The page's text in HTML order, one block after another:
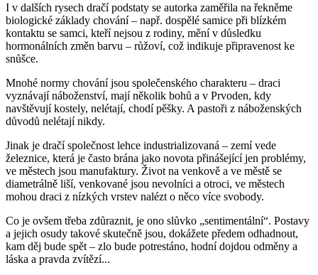
I v dalších rysech dračí podstaty se autorka zaměřila na řekněme
biologické základy chování – např. dospělé samice při blízkém
kontaktu se samci, kteří nejsou z rodiny, mění v důsledku
hormonálních změn barvu – růžoví, což indikuje připravenost ke
snůšce.
Mnohé normy chování jsou společenského charakteru – draci
vyznávají náboženství, mají několik bohů a v Prvoden, kdy
navštěvují kostely, nelétají, chodí pěšky. A pastoři z náboženských
důvodů nelétají nikdy.
Jinak je dračí společnost lehce industrializovaná – zemí vede
železnice, která je často brána jako novota přinášející jen problémy,
ve městech jsou manufaktury. Život na venkově a ve městě se
diametrálně liší, venkované jsou nevolníci a otroci, ve městech
mohou draci z nízkých vrstev nalézt o něco více svobody.
Co je ovšem třeba zdůraznit, je ono slůvko „sentimentální“. Postavy
a jejich osudy takové skutečně jsou, dokážete předem odhadnout,
kam děj bude spět – zlo bude potrestáno, hodní dojdou odměny a
láska a pravda zvítězí...